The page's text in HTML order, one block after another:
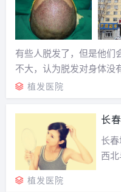
果经
有些人脱发了，但是他们
不大，认为脱发对身体没
有生命危险，所以治与不
的二分之一还要多，是我
巨大，也严重影响我们的
植发医院
长
长春
西
省
植发医院